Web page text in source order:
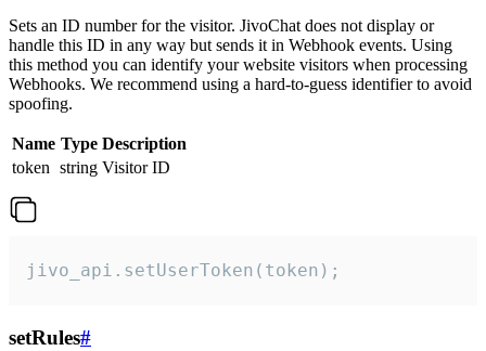
Sets an ID number for the visitor. JivoChat does not display or
handle this ID in any way but sends it in Webhook events. Using
this method you can identify your website visitors when processing
Webhooks. We recommend using a hard-to-guess identifier to avoid
spoofing.
Name Type Description
token string Visitor ID
jivo_api.setUserToken(token);
setRules#